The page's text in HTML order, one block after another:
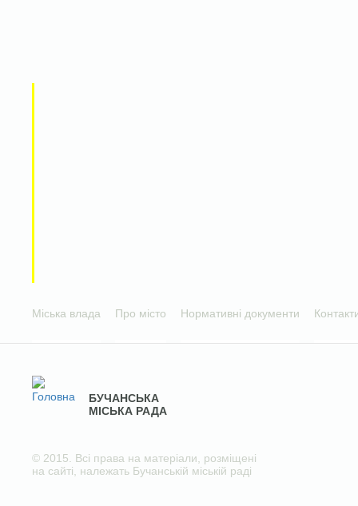
Міська влада Про місто Нормативні документи
БУЧАНСЬКА
МІСЬКА РАДА
© 2015. Всі права на матеріали, розміщені
на сайті, належать Бучанській міській раді